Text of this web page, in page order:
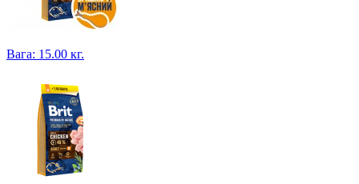
Вага: 15.00 кг.